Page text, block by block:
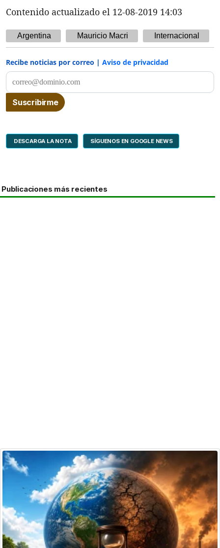
Contenido actualizado el 12-08-2019 14:03
Argentina Mauricio Macri Internacional
Recibe noticias por correo | Aviso de privacidad
DESCARGA LA NOTA SÍGUENOS EN GOOGLE NEWS
Publicaciones más recientes